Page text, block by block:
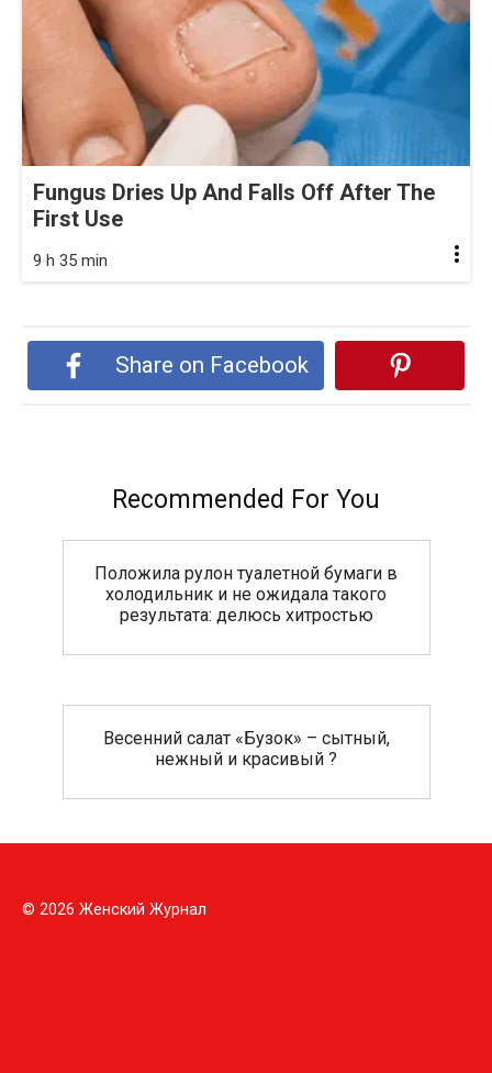
Fungus Dries Up And Falls Off After The
First Use
9 h 35 min
Share on Facebook
Recommended For You
Положила рулон туалетной бумаги в
холодильник и не ожидала такого
результата: делюсь хитростью
Весенний салат «Бузок» – сытный,
нежный и красивый ?
© 2026 Женский Журнал